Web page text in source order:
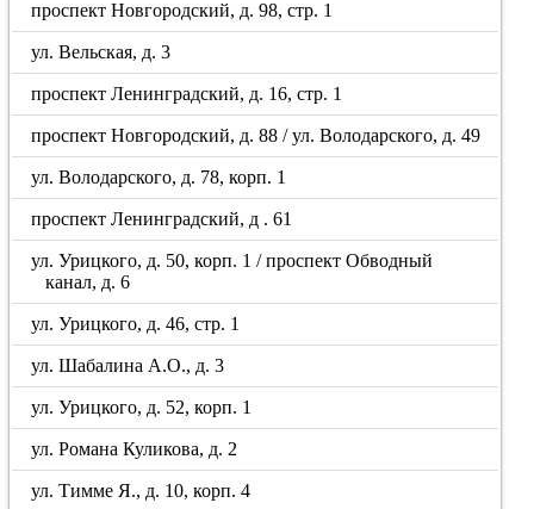
проспект Новгородский, д. 98, стр. 1
ул. Вельская, д. 3
проспект Ленинградский, д. 16, стр. 1
проспект Новгородский, д. 88 / ул. Володарского, д. 49
ул. Володарского, д. 78, корп. 1
проспект Ленинградский, д . 61
ул. Урицкого, д. 50, корп. 1 / проспект Обводный
канал, д. 6
ул. Урицкого, д. 46, стр. 1
ул. Шабалина А.О., д. 3
ул. Урицкого, д. 52, корп. 1
ул. Романа Куликова, д. 2
ул. Тимме Я., д. 10, корп. 4